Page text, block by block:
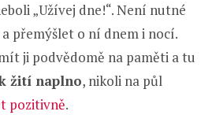
„Užívej dne!“. Není nutné
přemýšlet o ní dnem i nocí.
ji podvědomě na paměti a tu
žití naplno, nikoli na půl
pozitivně.